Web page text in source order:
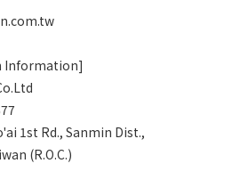
Information]
1st Rd., Sanmin Dist.,
(R.O.C.)